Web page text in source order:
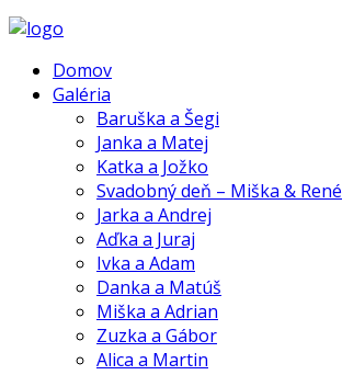
Domov
Galéria
Baruška a Šegi
Janka a Matej
Katka a Jožko
Svadobný deň – Miška & René
Jarka a Andrej
Aďka a Juraj
Ivka a Adam
Danka a Matúš
Miška a Adrian
Zuzka a Gábor
Alica a Martin